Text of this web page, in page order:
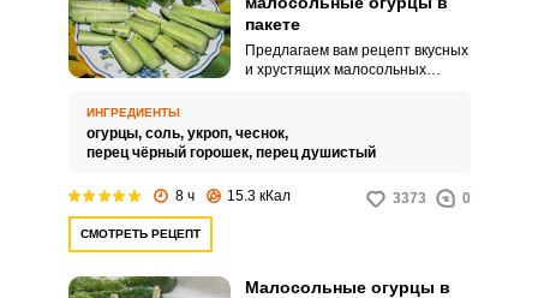
пакете
Предлагаем вам рецепт вкусных
и хрустящих малосольных
большого количества времени:
всего лишь промыть огурчики,
ИНГРЕДИЕНТЫ
огурцы, соль, укроп, чеснок,
перец чёрный горошек, перец душистый
8 ч 15.3 кКал 3373 0
СМОТРЕТЬ РЕЦЕПТ
Малосольные огурцы в